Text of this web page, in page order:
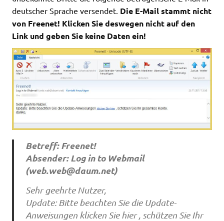
deutscher Sprache versendet. Die E-Mail stammt nicht
von Freenet! Klicken Sie deswegen nicht auf den
Link und geben Sie keine Daten ein!
Betreff: Freenet!
Absender: Log in to Webmail
(web.web@daum.net)
Sehr geehrte Nutzer,
Update: Bitte beachten Sie die Update-
Anweisungen klicken Sie hier , schützen Sie Ihr